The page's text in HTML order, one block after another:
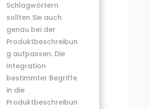
Schlagwörtern
sollten Sie auch
genau bei der
Produktbeschreibun
g aufpassen. Die
Integration
bestimmter Begriffe
in die
Produktbeschreibun